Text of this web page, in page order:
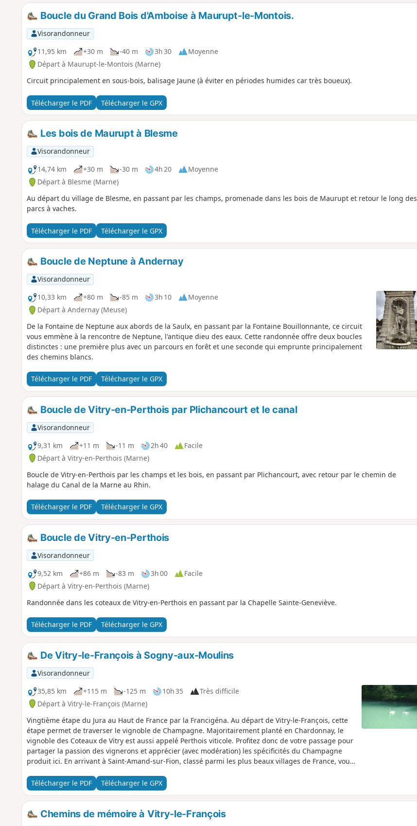
Boucle du Grand Bois d'Amboise à Maurupt-le-Montois.
Visorandonneur
11,95 km
+30 m -40 m 3h 30
Moyenne
Départ à Maurupt-le-Montois (Marne)
Circuit principalement en sous-bois, balisage Jaune (à éviter en périodes humides car très boueux).
Télécharger le PDF Télécharger le GPX
Les bois de Maurupt à Blesme
Visorandonneur
14,74 km
+30 m -30 m 4h 20
Moyenne
Départ à Blesme (Marne)
Au départ du village de Blesme, en passant par les champs, promenade dans les bois de Maurupt et retour le long des
parcs à vaches.
Télécharger le PDF Télécharger le GPX
Boucle de Neptune à Andernay
Visorandonneur
10,33 km
+80 m -85 m 3h 10
Moyenne
Départ à Andernay (Meuse)
De la Fontaine de Neptune aux abords de la Saulx, en passant par la Fontaine Bouillonnante, ce circuit
vous emmène à la rencontre de Neptune, l'antique dieu des eaux. Cette randonnée offre deux boucles
distinctes : une première plus avec un parcours en forêt et une seconde qui emprunte principalement
des chemins blancs.
Télécharger le PDF Télécharger le GPX
Boucle de Vitry-en-Perthois par Plichancourt et le canal
Visorandonneur
9,31 km
+11 m -11 m 2h 40
Facile
Départ à Vitry-en-Perthois (Marne)
Boucle de Vitry-en-Perthois par les champs et les bois, en passant par Plichancourt, avec retour par le chemin de
halage du Canal de la Marne au Rhin.
Télécharger le PDF Télécharger le GPX
Boucle de Vitry-en-Perthois
Visorandonneur
9,52 km
+86 m -83 m 3h 00
Facile
Départ à Vitry-en-Perthois (Marne)
Randonnée dans les coteaux de Vitry-en-Perthois en passant par la Chapelle Sainte-Geneviève.
Télécharger le PDF Télécharger le GPX
De Vitry-le-François à Sogny-aux-Moulins
Visorandonneur
35,85 km
+115 m -125 m 10h 35
Très difficile
Départ à Vitry-le-François (Marne)
Vingtième étape du Jura au Haut de France par la Francigéna. Au départ de Vitry-le-François, cette
étape permet de traverser le vignoble de Champagne. Majoritairement planté en Chardonnay, le
vignoble des Coteaux de Vitry est aussi appelé Perthois viticole. Profitez donc de votre passage pour
partager la passion des vignerons et apprécier (avec modération) les spécificités du Champagne
produit ici. En arrivant à Saint-Amand-sur-Fion, classé parmi les plus beaux villages de France, vous
l’agriculture céréalière. Votre arrivée cœur de la vallée de la Marne marque le passage vers les sols
crayeux de la Champagne. Vous traversez ainsi le « Pays de la craie », autrefois exploitée comme
matériau de construction, son usage actuel est désormais également destiné à l’industrie
pharmaceutique.
Télécharger le PDF Télécharger le GPX
Chemins de mémoire à Vitry-le-François